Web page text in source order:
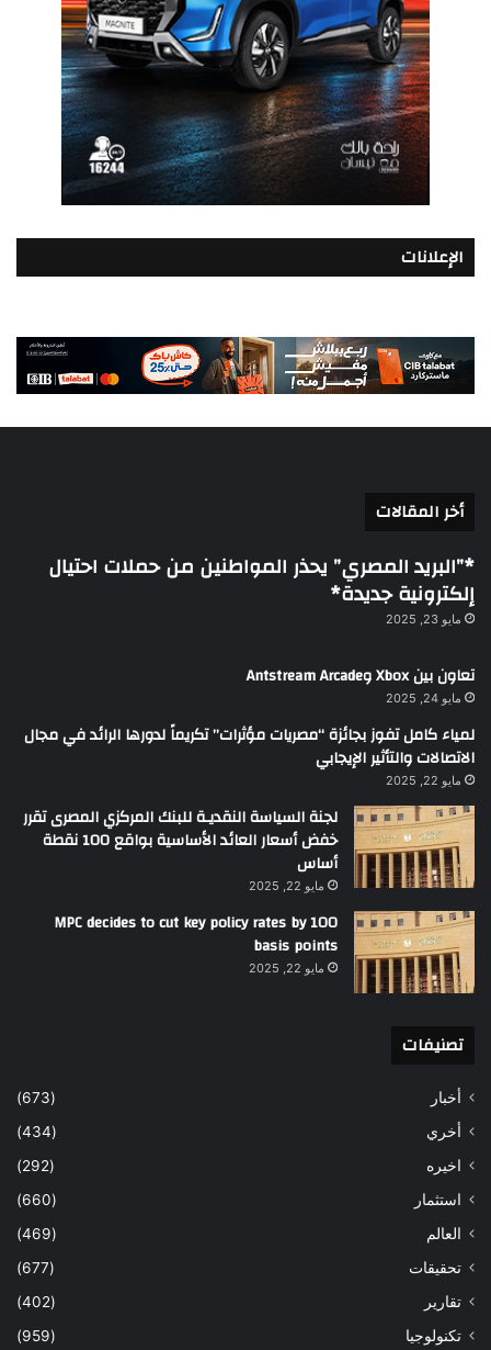
الإعلانات
أخر المقالات
*”البريد المصري” يحذر المواطنين من حملات احتيال
إلكترونية جديدة*
مايو 23, 2025
تعاون بين Xbox وAntstream Arcade
مايو 24, 2025
لمياء كامل تفوز بجائزة “مصريات مؤثرات” تكريماً لدورها الرائد في مجال
الاتصالات والتأثير الإيجابي
مايو 22, 2025
لجنة السياسة النقديـة للبنك المركزي المصرى تقرر
خفض أسعار العائد الأساسية بواقع 100 نقطة
أساس
مايو 22, 2025
MPC decides to cut key policy rates by 100
basis points
مايو 22, 2025
تصنيفات
أخبار
(673)
أخري
(434)
اخيره
(292)
استثمار
(660)
العالم
(469)
تحقيقات
(677)
تقارير
(402)
تكنولوجيا
(959)